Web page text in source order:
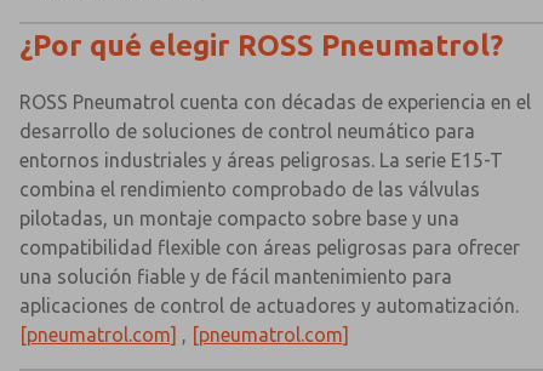
¿Por qué elegir ROSS Pneumatrol?
ROSS Pneumatrol cuenta con décadas de experiencia en el
desarrollo de soluciones de control neumático para
entornos industriales y áreas peligrosas. La serie E15-T
combina el rendimiento comprobado de las válvulas
pilotadas, un montaje compacto sobre base y una
compatibilidad flexible con áreas peligrosas para ofrecer
una solución fiable y de fácil mantenimiento para
aplicaciones de control de actuadores y automatización.
[pneumatrol.com] , [pneumatrol.com]